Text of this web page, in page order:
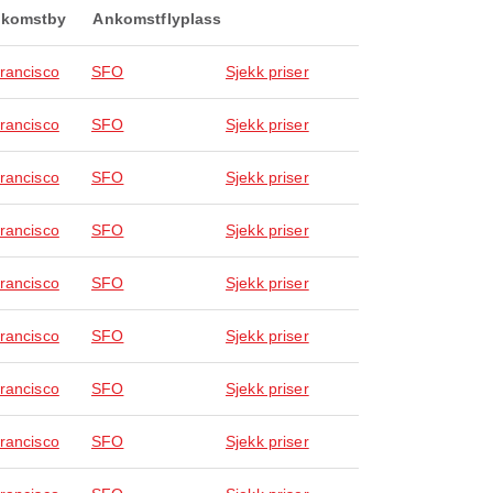
Ankomstflyplass
SFO Sjekk priser
SFO Sjekk priser
SFO Sjekk priser
SFO Sjekk priser
SFO Sjekk priser
SFO Sjekk priser
SFO Sjekk priser
SFO Sjekk priser